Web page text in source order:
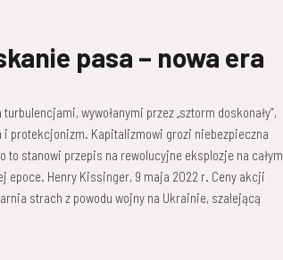
pasa – nowa era
wywołanymi przez „sztorm doskonały”,
i protekcjonizm. Kapitalizmowi grozi niebezpieczna
stanowi przepis na rewolucyjne eksplozje na całym
epoce. Henry Kissinger, 9 maja 2022 r. Ceny akcji
strach z powodu wojny na Ukrainie, szalejącą